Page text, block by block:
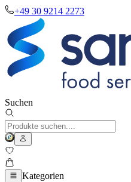
+49 30 9214 2273
Suchen
Kategorien